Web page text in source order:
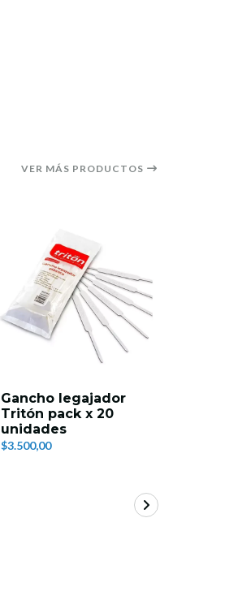
VER MÁS PRODUCTOS
Gancho legajador
Tritón pack x 20
unidades
$3.500,00